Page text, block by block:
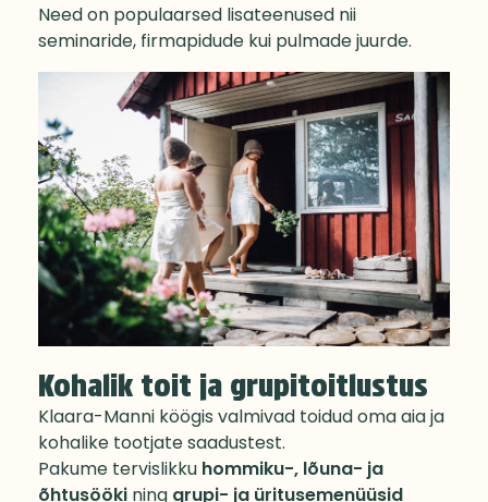
Need on populaarsed lisateenused nii
seminaride, firmapidude kui pulmade juurde.
Kohalik toit ja grupitoitlustus
Klaara-Manni köögis valmivad toidud oma aia ja
kohalike tootjate saadustest.
Pakume tervislikku hommiku-, lõuna- ja
õhtusööki ning grupi- ja üritusemenüüsid